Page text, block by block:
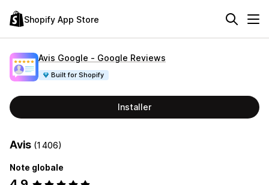
Shopify App Store
Avis Google ‑ Google Reviews
Built for Shopify
Installer
Avis (1 406)
Note globale